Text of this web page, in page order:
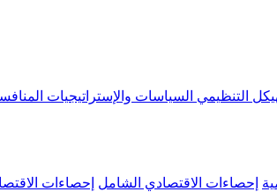
التنظيمي السياسات والإستراتيجيات
إحصاءات الاقتصادي الشامل إحصاءات